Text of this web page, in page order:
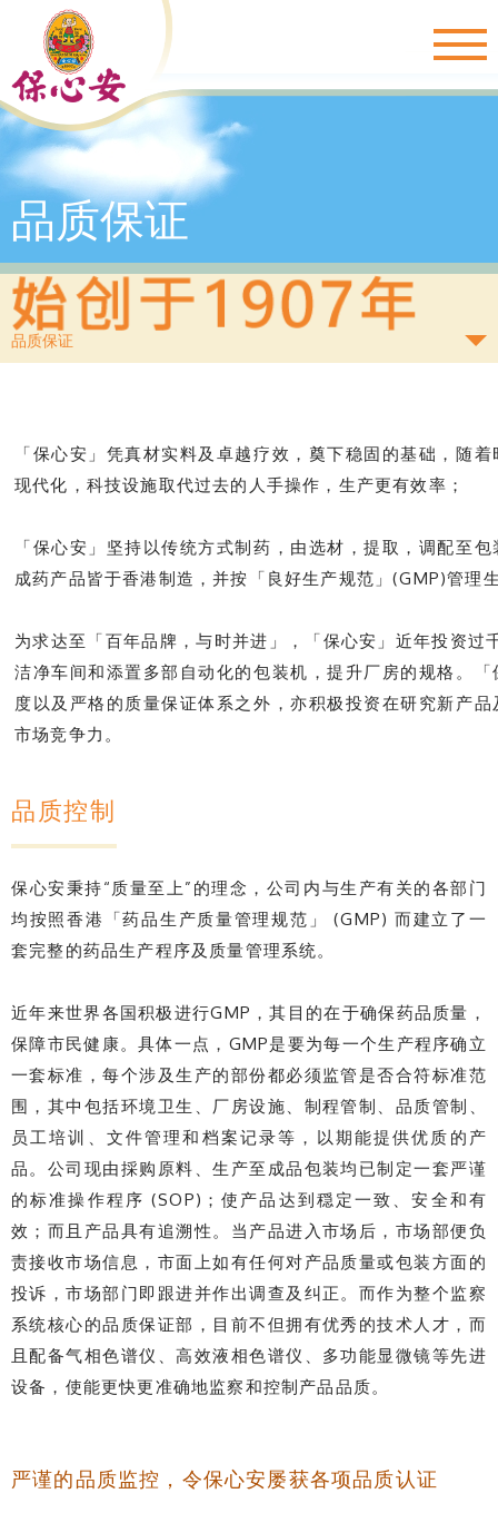
品质保证
品质保证
「保心安」凭真材实料及卓越疗效，奠下稳固的基础，随
现代化，科技设施取代过去的人手操作，生产更有效率；
「保心安」坚持以传统方式制药，由选材，提取，调配至
成药产品皆于香港制造，并按「良好生产规范」(GMP)管理
为求达至「百年品牌，与时并进」，「保心安」近年投资
洁净车间和添置多部自动化的包装机，提升厂房的规格。
度以及严格的质量保证体系之外，亦积极投资在研究新产
市场竞争力。
品质控制
保心安秉持“质量至上”的理念，公司内与生产有关的各部门
均按照香港「药品生产质量管理规范」 (GMP) 而建立了一
套完整的药品生产程序及质量管理系统。
近年来世界各国积极进行GMP，其目的在于确保药品质量，
保障市民健康。具体一点，GMP是要为每一个生产程序确立
一套标准，每个涉及生产的部份都必须监管是否合符标准范
围，其中包括环境卫生、厂房设施、制程管制、品质管制、
员工培训、文件管理和档案记录等，以期能提供优质的产
品。公司现由採购原料、生产至成品包装均已制定一套严谨
的标准操作程序 (SOP)；使产品达到穏定一致、安全和有
效；而且产品具有追溯性。当产品进入市场后，市场部便负
责接收市场信息，市面上如有任何对产品质量或包装方面的
投诉，市场部门即跟进并作出调查及纠正。而作为整个监察
系统核心的品质保证部，目前不但拥有优秀的技术人才，而
且配备气相色谱仪、高效液相色谱仪、多功能显微镜等先进
设备，使能更快更准确地监察和控制产品品质。
严谨的品质监控，令保心安屡获各项品质认证